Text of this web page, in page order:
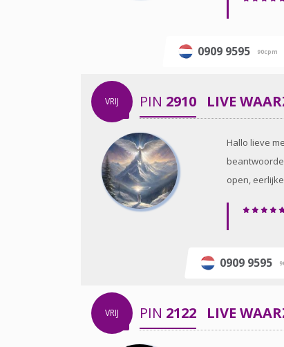
0909 9595 90cpm
VRIJ PIN 2910 LIVE
Hallo lieve
open,
0909 9595
VRIJ PIN 2122 LIVE